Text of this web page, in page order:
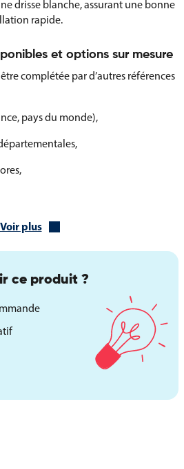
drisse blanche, assurant une bonne
rapide.
et options sur mesure
complétée par d’autres références
pays du monde),
parfait pour soutenir votre
Voir plus
ce produit ?